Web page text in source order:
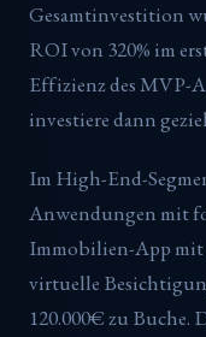
Gesamtinvestition
ROI von 320% im
Effizienz des MVP-
investiere dann
Im High-End-
Anwendungen mit
Immobilien-App
virtuelle
120.000€ zu